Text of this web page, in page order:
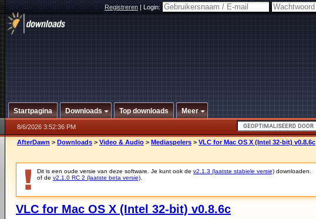
Registreren|Login:
Startpagina Downloads Top downloads Meer
8/6/2026 3:52:36 PM
AfterDawn > Downloads > Video & Audio > Mediaspelers > VLC for Mac OS X (Intel 32-bit) v0.8.6c
Dit is een oude versie van deze software. Je kunt ook de v2.1.3 (laatste stabiele versie) downloaden.
of de v2.1.0 RC 2 (laatste beta versie)
VLC for Mac OS X (Intel 32-bit) v0.8.6c